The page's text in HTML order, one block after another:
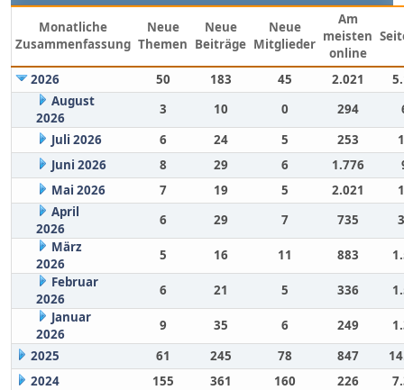
Monatliche
Zusammenfassung
Neue
Themen
Neue
Beiträge
Neue
Mitglieder
Am
meisten
online
2026 50 183 45 2.021
August
2026
3 10 0 294
Juli 2026
6 24 5 253
Juni 2026
8 29 6 1.776
Mai 2026
7 19 5 2.021
April
2026
6 29 7 735
März
2026
5 16 11 883
Februar
2026
6 21 5 336
Januar
2026
9 35 6 249
2025
61 245 78 847
2024
155 361 160 226